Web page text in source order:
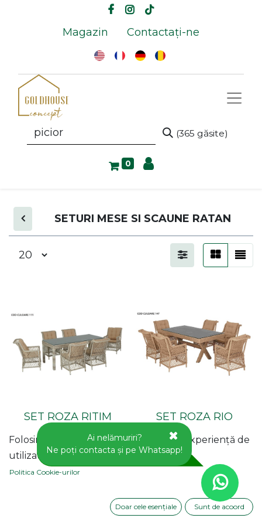
Magazin Contactați-ne
(365 găsite)
0
SETURI MESE SI SCAUNE RATAN
SET ROZA RITIM
100*200 FLX
SET ROZA RIO
100*200 FLX
Disponibil prin pre-
comandă
Folosim cookie-uri pentru a vă oferi o experiență de
utilizator mai bună pe acest site web.
Politica Cookie-urilor
Doar cele esențiale Sunt de acoord
Ai nelămuriri?
Ne poți contacta și pe Whatsapp!